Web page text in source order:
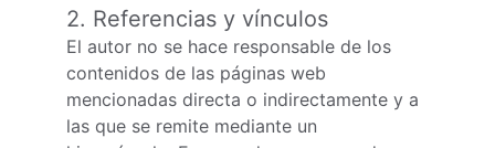
2. Referencias y vínculos
El autor no se hace responsable de los
contenidos de las páginas web
mencionadas directa o indirectamente y a
las que se remite mediante un